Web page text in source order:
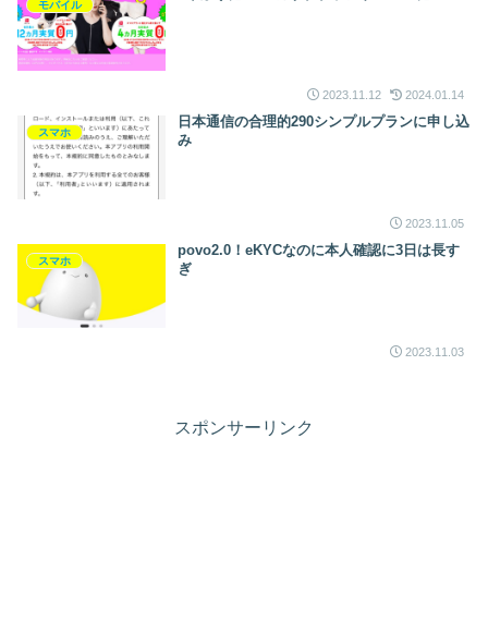
モバイル
2023.11.12 2024.01.14
スマホ
日本通信の合理的290シンプルプランに申し込
み
2023.11.05
スマホ
povo2.0！eKYCなのに本人確認に3日は長す
ぎ
2023.11.03
スポンサーリンク